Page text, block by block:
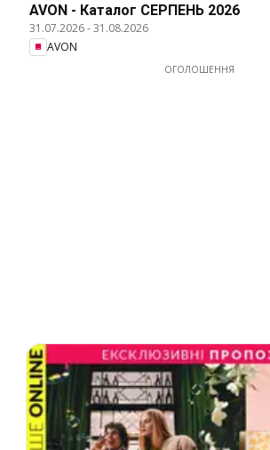
AVON - Каталог СЕРПЕНЬ 2026
31.07.2026-31.08.2026
AVON
ОГОЛОШЕННЯ